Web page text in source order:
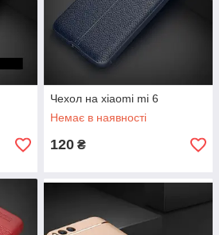
Чехол на xiaomi mi 6
Немає в наявності
120 ₴